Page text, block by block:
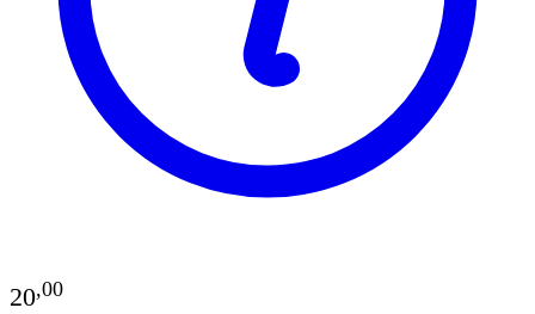
20,00